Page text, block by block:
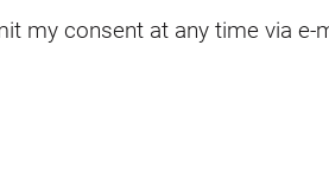
my consent at any time via